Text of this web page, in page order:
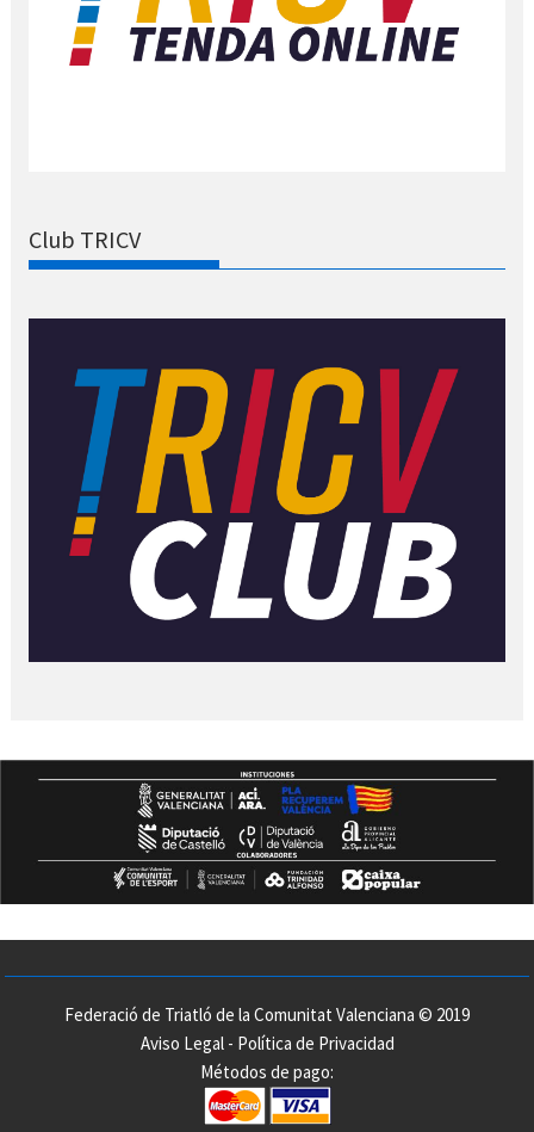
Club TRICV
Federació de Triatló de la Comunitat Valenciana © 2019
Aviso Legal- Política de Privacidad
Métodos de pago: